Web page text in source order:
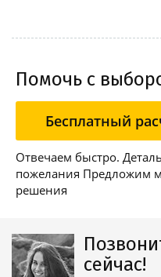
Помочь с
Бесплатный
Отвечаем быстро.
пожелания Предложим
решения
сейчас!